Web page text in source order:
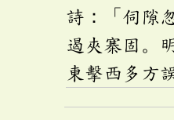
詩：「伺隙
遏夾寨固。
東擊西多方